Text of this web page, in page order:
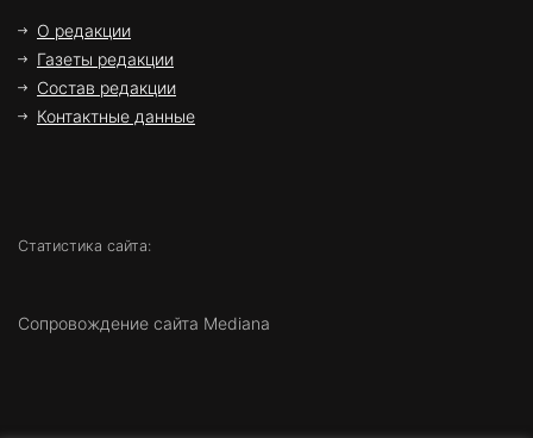
О редакции
Газеты редакции
Состав редакции
Контактные данные
Статистика сайта:
Сопровождение сайта Mediana